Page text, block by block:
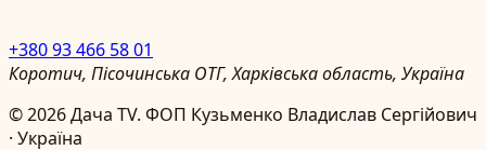
+380 93 466 58 01
Коротич, Пісочинська ОТГ, Харківська область, Україна
©2026Дача TV. ФОП Кузьменко Владислав Сергійович
· Україна